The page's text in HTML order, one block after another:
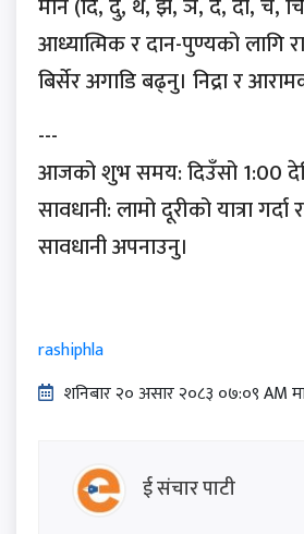
मीन (दि, दु, थ, झ, ञ, दे, दो, च,
आध्यात्मिक र दान-पुण्यको लागि
बिर्सेर अगाडि बढ्नु। निद्रा र
---
आजको शुभ समय: दिउँसो 1:00
सावधानी: लामो दूरीको यात्रा
सावधानी अपनाउनु।
rashiphla
शनिबार २० असार २०८३ ०७:०९ AM
ई संचार पाटी